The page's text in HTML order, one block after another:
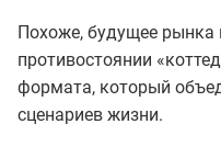
Похоже, будущее
противостоянии
формата, который
сценариев жизни.